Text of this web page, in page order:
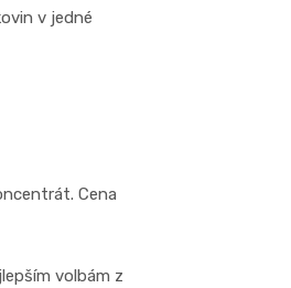
v jedné
Cena
volbám z